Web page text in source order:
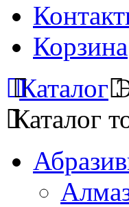
Корзина
Каталог
Каталог